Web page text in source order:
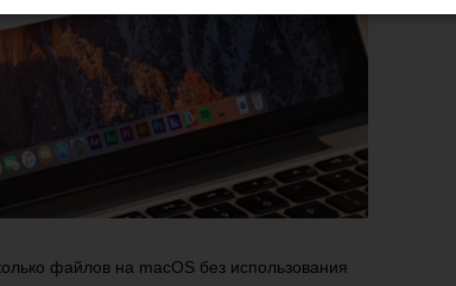
файлов на macOS без использования